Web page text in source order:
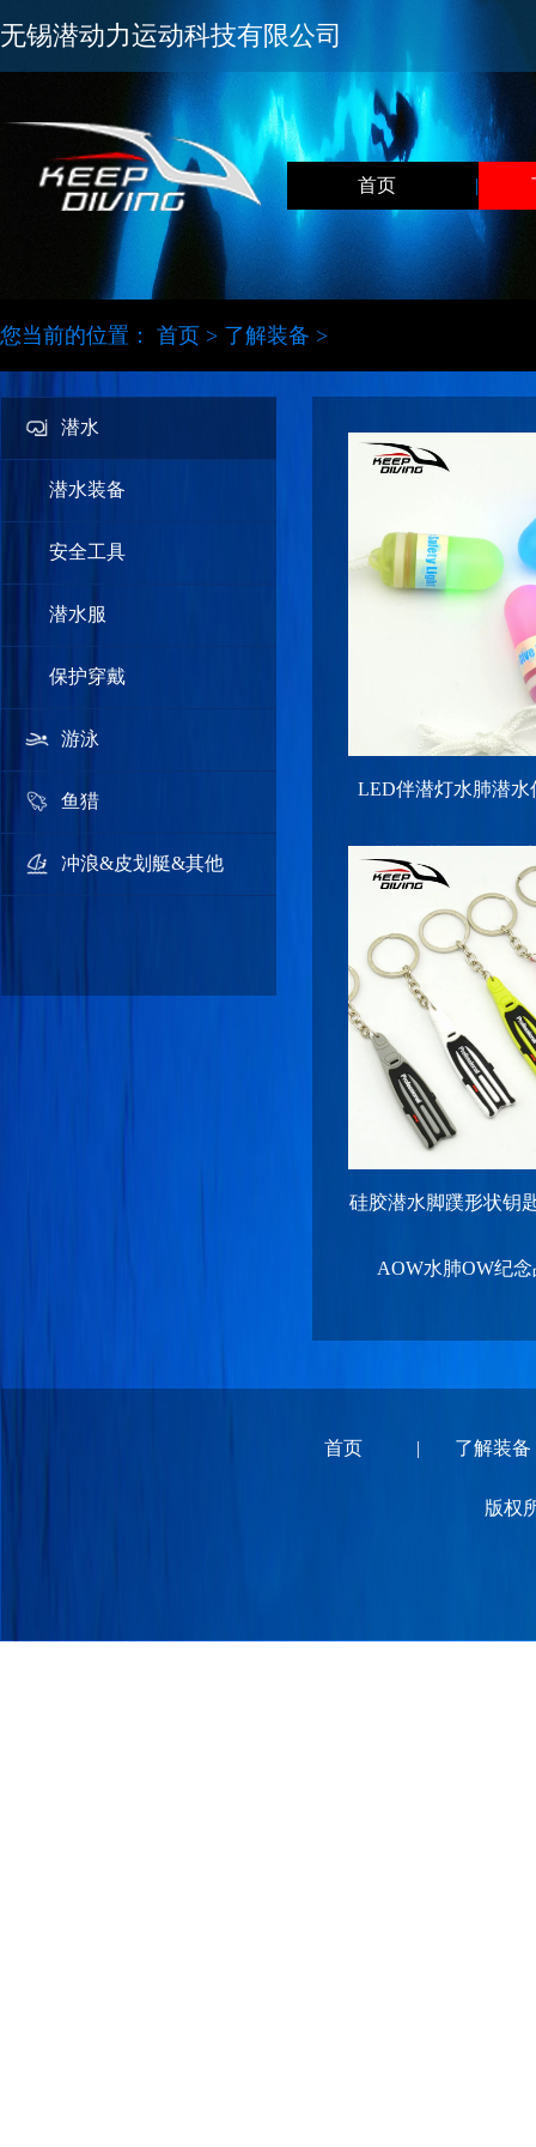
无锡潜动力运动科技有限公司
首页 |
您当前的位置： 首页 > 了解装备 >
潜水
潜水装备
安全工具
潜水服
保护穿戴
游泳
鱼猎
冲浪&皮划艇&其他
LED伴潜灯水肺潜水
灯水下荧光照明灯
硅胶潜水脚蹼形状钥
AOW水肺OW纪
首页 | 了解装备
版权